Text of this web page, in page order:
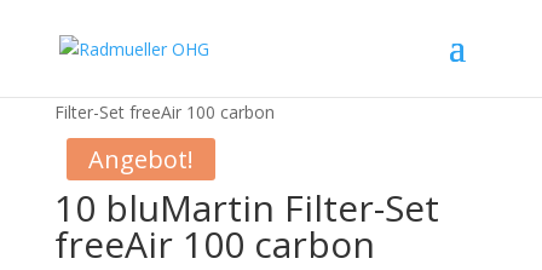
Filter-Set freeAir 100 carbon
Angebot!
10 bluMartin Filter-Set
freeAir 100 carbon